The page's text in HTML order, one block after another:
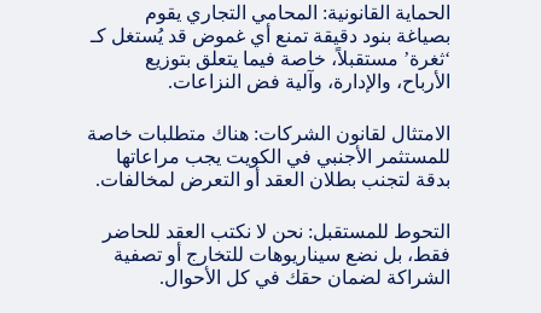
الحماية القانونية: المحامي التجاري يقوم
بصياغة بنود دقيقة تمنع أي غموض قد يُستغل كـ
‘ثغرة’ مستقبلاً، خاصة فيما يتعلق بتوزيع
الأرباح، والإدارة، وآلية فض النزاعات.
الامتثال لقانون الشركات: هناك متطلبات خاصة
للمستثمر الأجنبي في الكويت يجب مراعاتها
بدقة لتجنب بطلان العقد أو التعرض لمخالفات.
التحوط للمستقبل: نحن لا نكتب العقد للحاضر
فقط، بل نضع سيناريوهات للتخارج أو تصفية
الشراكة لضمان حقك في كل الأحوال.